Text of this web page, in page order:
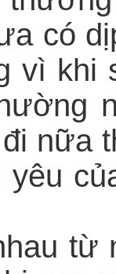
có
vì khi
nữa
từ